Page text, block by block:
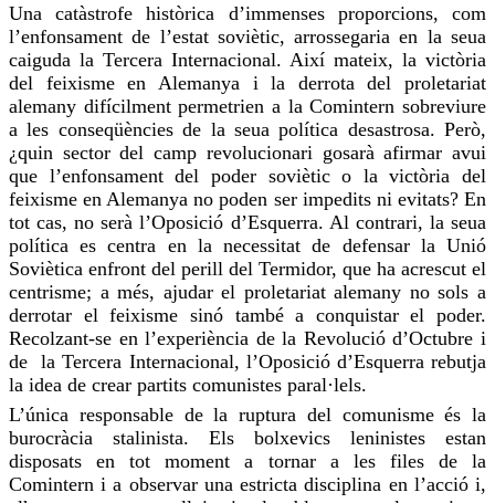
Una catàstrofe històrica d’immenses proporcions, com
l’enfonsament de l’estat soviètic, arrossegaria en la seua
caiguda la Tercera Internacional. Així mateix, la victòria
del feixisme en Alemanya i la derrota del proletariat
alemany difícilment permetrien a laComintern sobreviure
a les conseqüències de la seua política desastrosa. Però,
¿quin sector del camp revolucionari gosaràafirmar avui
que l’enfonsament del poder soviètic o la victòria del
feixisme en Alemanya no poden ser impedits ni evitats? En
tot cas, no serà l’Oposició d’Esquerra. Al contrari, la seua
política es centra en la necessitat de defensar la Unió
Soviètica enfront del perill del Termidor, que ha acrescut el
centrisme; a més, ajudar el proletariat alemany no sols a
derrotar el feixisme sinó també a conquistar el poder.
Recolzant-se en l’experiència de la Revolució d’Octubre i
de la Tercera Internacional, l’Oposició d’Esquerra rebutja
la idea de crear partits comunistes paral·lels.
L’única responsable de la ruptura del comunisme és la
burocràcia stalinista. Els bolxevics leninistes estan
disposats en tot moment a tornar a les files de la
Comintern i a observar una estricta disciplina en l’acció i,